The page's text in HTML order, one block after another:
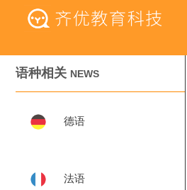
语种相关 NEWS
德语
法语